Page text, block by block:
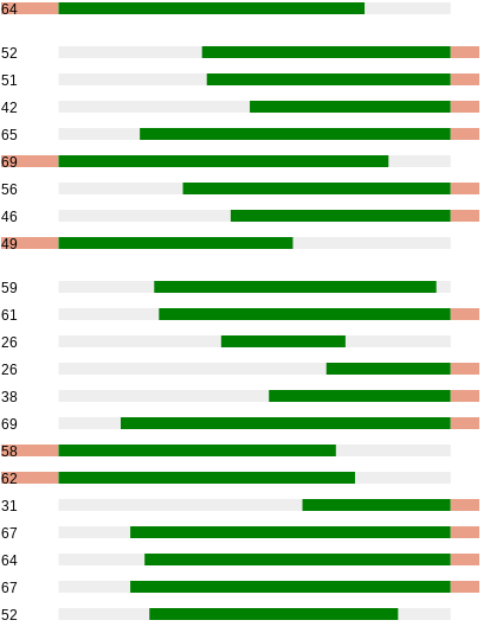
64
52
51
42
65
69
56
46
49
59
61
26
26
38
69
58
62
31
67
64
67
52